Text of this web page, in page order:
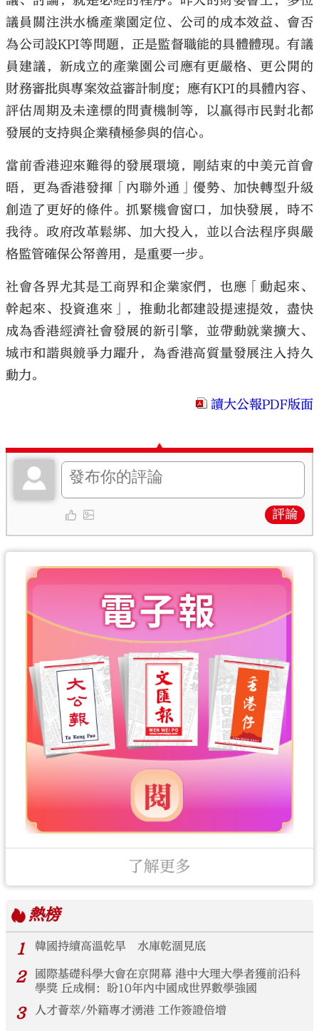
議員關注洪水橋產業園定位、公司的成本效益、會否
為公司設KPI等問題，正是監督職能的具體體現。有議
員建議，新成立的產業園公司應有更嚴格、更公開的
財務審批與專案效益審計制度；應有KPI的具體內容、
評估周期及未達標的問責機制等，以贏得市民對北都
發展的支持與企業積極參與的信心。
當前香港迎來難得的發展環境，剛結束的中美元首會
晤，更為香港發揮「內聯外通」優勢、加快轉型升級
創造了更好的條件。抓緊機會窗口，加快發展，時不
我待。政府改革鬆綁、加大投入，並以合法程序與嚴
格監管確保公帑善用，是重要一步。
社會各界尤其是工商界和企業家們，也應「動起來、
幹起來、投資進來」，推動北都建設提速提效，盡快
成為香港經濟社會發展的新引擎，並帶動就業擴大、
城市和諧與競爭力躍升，為香港高質量發展注入持久
動力。
讀大公報PDF版面
評論
了解更多
熱榜
1
韓國持續高溫乾旱 水庫乾涸見底
2
國際基礎科學大會在京開幕 港中大理大學者獲前沿科
學獎 丘成桐：盼10年內中國成世界數學強國
3 人才薈萃/外籍專才湧港 工作簽證倍增